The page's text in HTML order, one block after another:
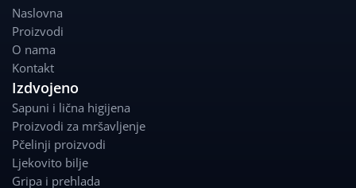
e
b
o
o
k a
m
Naslovna
Proizvodi
O nama
Kontakt
Izdvojeno
Sapuni i lična higijena
Proizvodi za mršavljenje
Pčelinji proizvodi
Ljekovito bilje
Gripa i prehlada